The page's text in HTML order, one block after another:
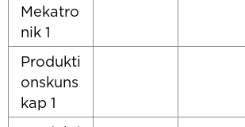
Mekatro
nik 1
Produkti
onskuns
kap 1